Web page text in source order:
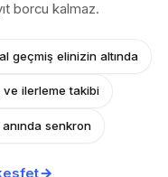
borcu kalmaz.
geçmiş elinizin altında
ilerleme takibi
senkron